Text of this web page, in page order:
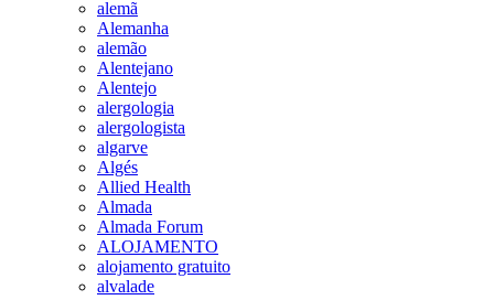
alemã
Alemanha
alemão
Alentejano
Alentejo
alergologia
alergologista
algarve
Algés
Allied Health
Almada
Almada Forum
ALOJAMENTO
alojamento gratuito
alvalade